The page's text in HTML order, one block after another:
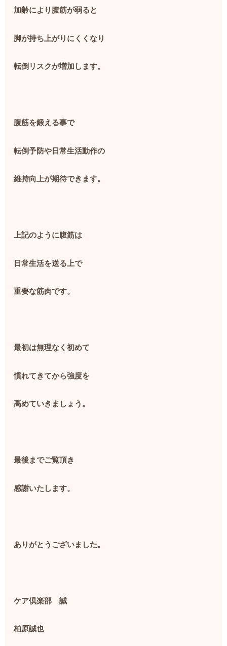
加齢により腹筋が弱ると
脚が持ち上がりにくくなり
転倒リスクが増加します。
腹筋を鍛える事で
転倒予防や日常生活動作の
維持向上が期待できます。
上記のように腹筋は
日常生活を送る上で
重要な筋肉です。
最初は無理なく初めて
慣れてきてから強度を
高めていきましょう。
最後までご覧頂き
感謝いたします。
ありがとうございました。
ケア倶楽部 誠
柏原誠也